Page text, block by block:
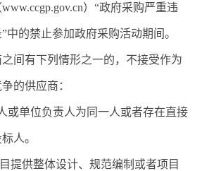
www.ccgp.gov.cn） “政府采购严重违
”中的禁止参加政府采购活动期间。
之间有下列情形之一的，不接受作为
的供应商：
或单位负责人为同一人或者存在直接
人。
提供整体设计、规范编制或者项目